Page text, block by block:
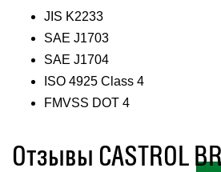
JIS K2233
SAE J1703
SAE J1704
ISO 4925 Class 4
FMVSS DOT 4
Отзывы CASTROL